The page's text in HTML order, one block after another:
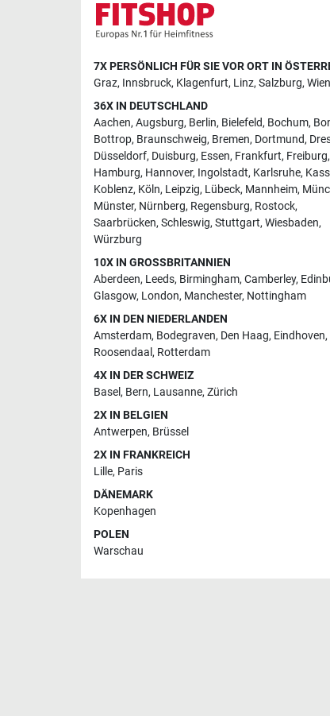
7X PERSÖNLICH FÜR SIE VOR ORT IN
Graz, Innsbruck, Klagenfurt, Linz, Salzburg, Wien
36X IN DEUTSCHLAND
Aachen, Augsburg, Berlin, Bielefeld, Bochum,
Bottrop, Braunschweig, Bremen, Dortmund,
Düsseldorf, Duisburg, Essen, Frankfurt, Freiburg,
Hamburg, Hannover, Ingolstadt, Karlsruhe,
Koblenz, Köln, Leipzig, Lübeck, Mannheim,
Münster, Nürnberg, Regensburg, Rostock,
Saarbrücken, Schleswig, Stuttgart, Wiesbaden,
Würzburg
10X IN GROSSBRITANNIEN
Aberdeen, Leeds, Birmingham, Camberley,
Glasgow, London, Manchester, Nottingham
6X IN DEN NIEDERLANDEN
Amsterdam, Bodegraven, Den Haag, Eindhoven,
Roosendaal , Rotterdam
4X IN DER SCHWEIZ
Basel, Bern, Lausanne, Zürich
2X IN BELGIEN
Antwerpen, Brüssel
2X IN FRANKREICH
Lille, Paris
DÄNEMARK
Kopenhagen
POLEN
Warschau